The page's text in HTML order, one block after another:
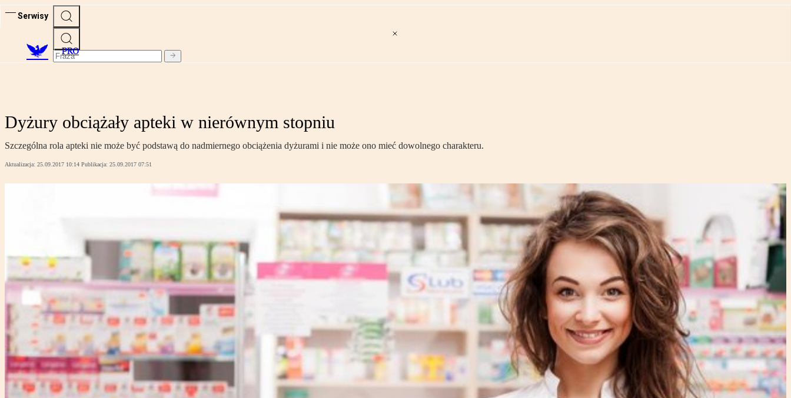
Serwisy
PRO
Dyżury obciążały apteki w nierównym stopniu
Szczególna rola apteki nie może być podstawą do nadmiernego obciążenia dyżurami i nie może ono mieć dowolnego charakteru.
Aktualizacja: 25.09.2017 10:14 Publikacja: 25.09.2017 07:51